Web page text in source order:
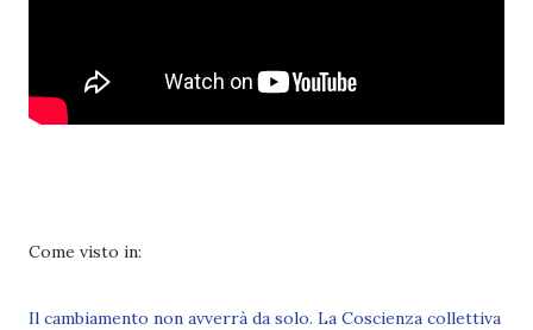
Come visto in:
Il cambiamento non avverrà da solo. La Coscienza collettiva